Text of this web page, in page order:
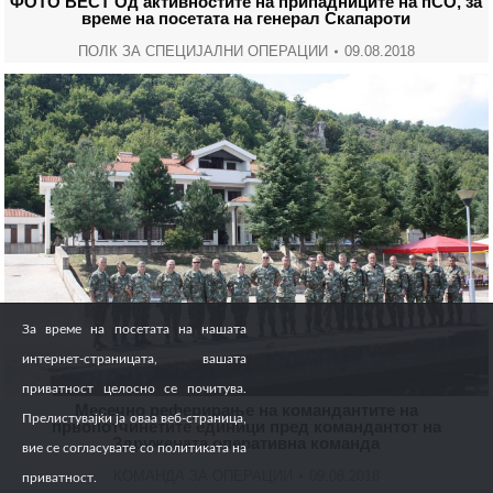
време на посетата на генерал Скапароти
ПОЛК ЗА СПЕЦИЈАЛНИ ОПЕРАЦИИ 09.08.2018
Месечно реферирање на командантите на
првопотчинетите единици пред командантот на
Здружената оперативна команда
За време на посетата на нашата
интернет-страницата, вашата
приватност целосно се почитува.
Прелистувајќи ја оваа веб-страница,
вие се согласувате со политиката на
приватност.